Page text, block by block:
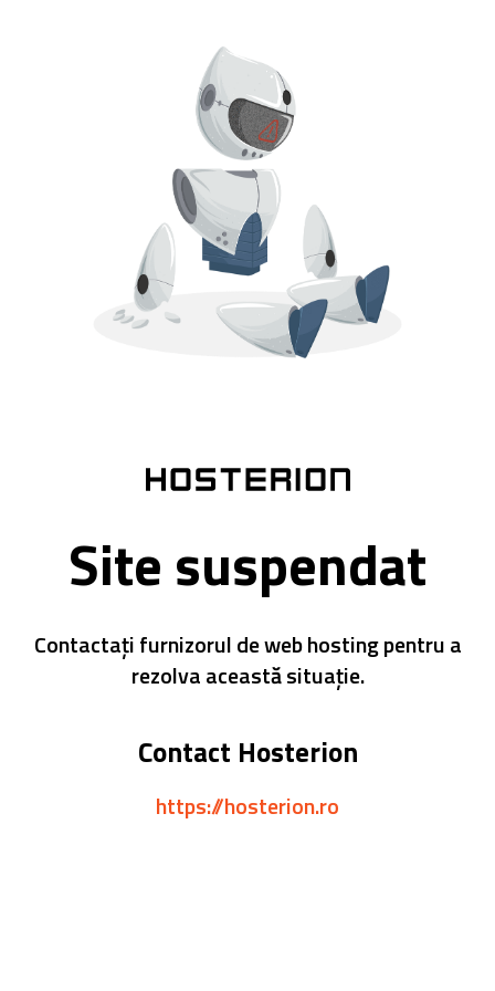
Site suspendat
Contactați furnizorul de web hosting pentru a
rezolva această situație.
Contact Hosterion
https://hosterion.ro